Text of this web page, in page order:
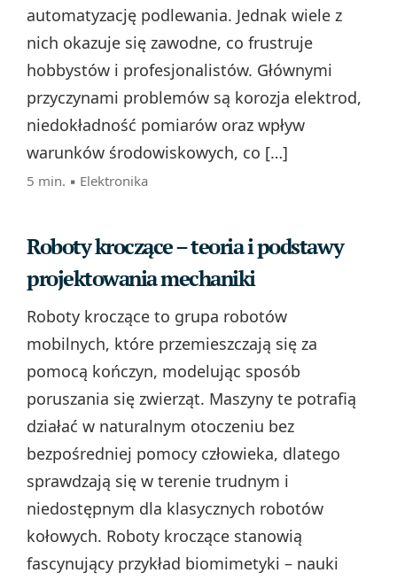
automatyzację podlewania. Jednak wiele z
nich okazuje się zawodne, co frustruje
hobbystów i profesjonalistów. Głównymi
przyczynami problemów są korozja elektrod,
niedokładność pomiarów oraz wpływ
warunków środowiskowych, co […]
5 min. ▪ Elektronika
Roboty kroczące – teoria i podstawy
projektowania mechaniki
Roboty kroczące to grupa robotów
mobilnych, które przemieszczają się za
pomocą kończyn, modelując sposób
poruszania się zwierząt. Maszyny te potrafią
działać w naturalnym otoczeniu bez
bezpośredniej pomocy człowieka, dlatego
sprawdzają się w terenie trudnym i
niedostępnym dla klasycznych robotów
kołowych. Roboty kroczące stanowią
fascynujący przykład biomimetyki – nauki